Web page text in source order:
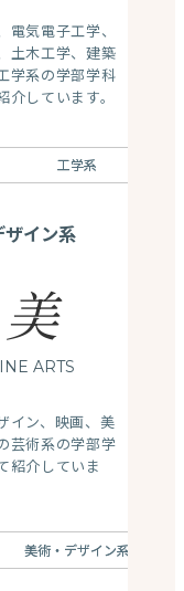
電気電子工学、
土木工学、建築
学系の学部学科
介しています。
工学系
イン系
美
ARTS
イン、映画、美
芸術系の学部学
紹介していま
美術・デザイン系